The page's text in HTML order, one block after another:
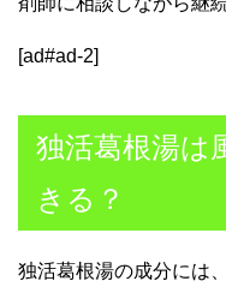
[ad#ad-2]
独活葛根湯は
きる？
独活葛根湯の成分には